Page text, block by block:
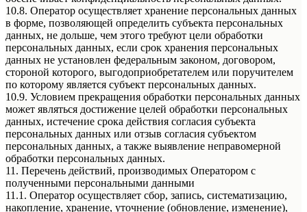
10.8. Оператор осуществляет хранение персональных данных
в форме, позволяющей определить субъекта персональных
данных, не дольше, чем этого требуют цели обработки
персональных данных, если срок хранения персональных
данных не установлен федеральным законом, договором,
стороной которого, выгодоприобретателем или поручителем
по которому является субъект персональных данных.
10.9. Условием прекращения обработки персональных данных
может являться достижение целей обработки персональных
данных, истечение срока действия согласия субъекта
персональных данных или отзыв согласия субъектом
персональных данных, а также выявление неправомерной
обработки персональных данных.
11. Перечень действий, производимых Оператором с
полученными персональными данными
11.1. Оператор осуществляет сбор, запись, систематизацию,
накопление, хранение, уточнение (обновление, изменение),